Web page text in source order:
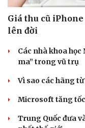
Giá thu cũ
lên đời
Các nhà khoa học
ma” trong vũ trụ
Vì sao các hãng
Microsoft tăng
Trung Quốc đưa